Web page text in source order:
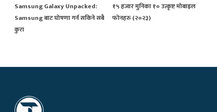
Samsung Galaxy Unpacked:
Samsung बाट घोषणा गर्न सकिने सबै
कुरा
१५ हजार मुनिका १० उत्कृष्ट मोबाइल
फोनहरु (२०२३)